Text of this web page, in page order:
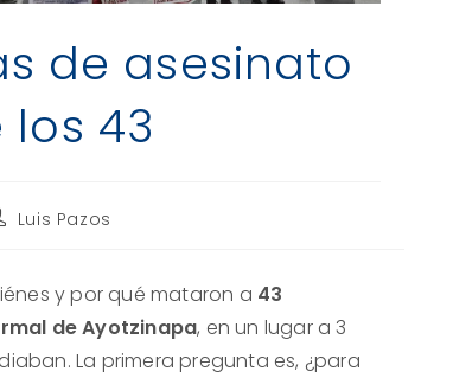
de asesinato
los 43
Luis Pazos
y por qué mataron a 43
de Ayotzinapa, en un lugar a 3
La primera pregunta es, ¿para